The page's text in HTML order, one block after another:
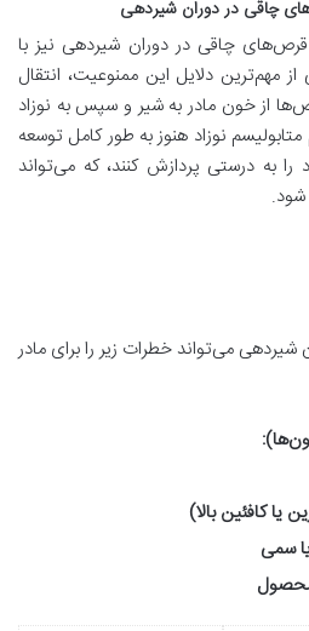
چاقی در دوران شیردهی
چاقی در دوران شیردهی نیز با
دلایل این ممنوعیت، انتقال
از خون مادر به شیر و سپس به نوزاد
نوزاد هنوز به طور کامل توسعه
را به درستی پردازش کنند، که می‌تواند
.
می‌تواند خطرات زیر را برای مادر
):
یا کافئین بالا)
سمی